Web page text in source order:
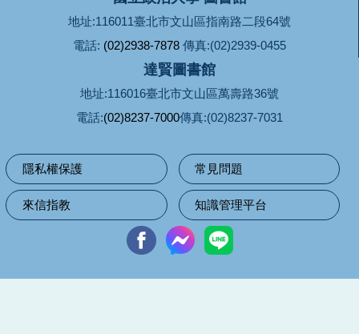
地址:116011臺北市文山區指南路二段64號
電話: (02)2938-7878 傳真:(02)2939-0455
達賢圖書館
地址:116016臺北市文山區萬壽路36號
電話:(02)8237-7000傳真:(02)8237-7031
隱私權保護 常見問題
來信指教 知識管理平台